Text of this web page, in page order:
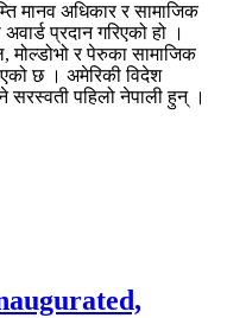
मानव अधिकार र सामाजिक
प्रदान गरिएको हो ।
मोल्डोभो र पेरुका सामाजिक
छ । अमेरिकी विदेश
सरस्वती पहिलो नेपाली हुन् ।